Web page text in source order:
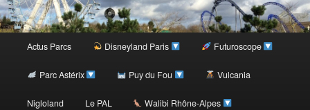
Menu
Aller
Actus Parcs Disneyland Paris Futuroscope
Parc Astérix Puy du Fou Vulcania
Nigloland Le PAL Walibi Rhône-Alpes